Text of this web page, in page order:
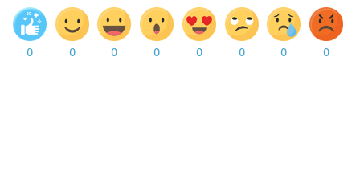
0 0 0 0 0 0 0 0